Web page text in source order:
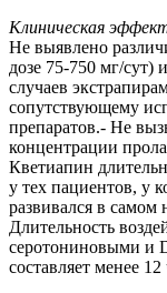
Клиническая
Не выявлено
дозе 75-750 мг/сут)
случаев
сопутствующему
препаратов.- Не
концентрации
Кветиапин
у тех пациентов, у
развивался в самом
Длительность
серотониновыми и
составляет менее